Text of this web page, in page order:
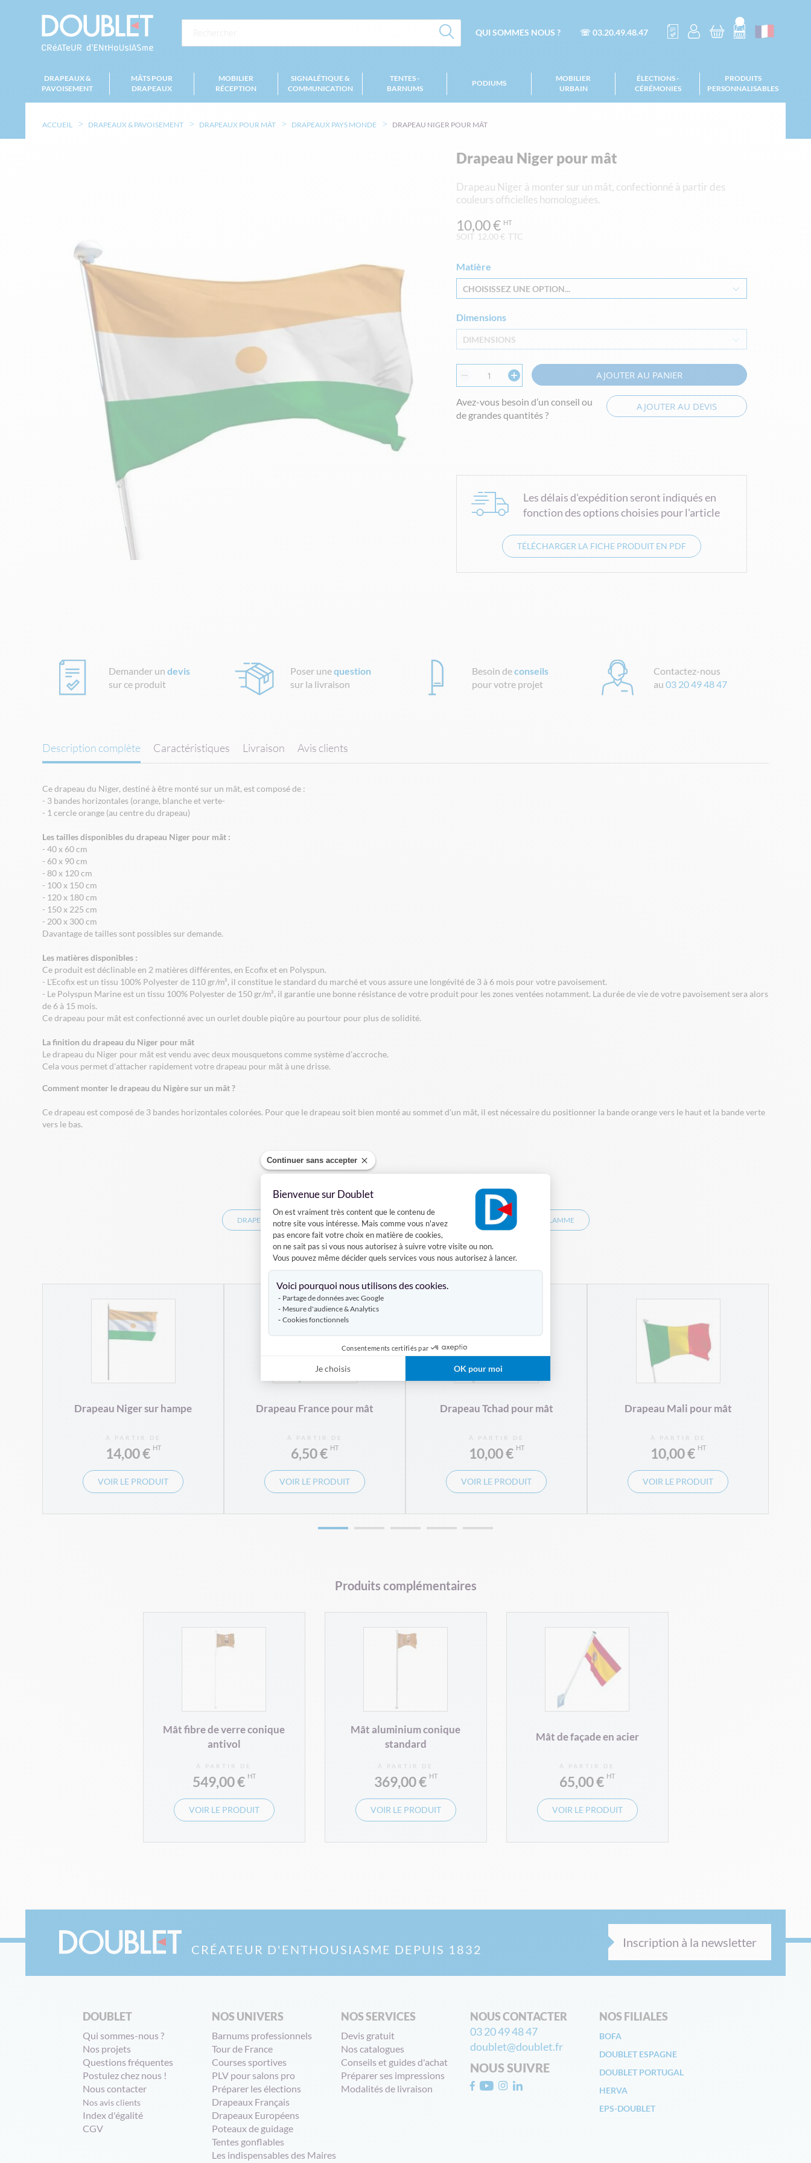
Continuer sans accepter
Bienvenue sur Doublet
Plateforme de Gestion du Consentement : Personnalisez vos Options
On est vraiment très content que le contenu de
notre site vous intéresse. Mais comme vous n'avez
pas encore fait votre choix en matière de cookies,
on ne sait pas si vous nous autorisez à suivre votre visite ou non.
Vous pouvez même décider quels services vous nous autorisez à lancer.
Voici pourquoi nous utilisons des cookies.
Partage de données avec Google
Mesure d'audience & Analytics
Cookies fonctionnels
Consentements certifiés par
Je choisis OK pour moi
QUI SOMMES NOUS ? ☏ 03.20.49.48.47
DRAPEAUX &
PAVOISEMENT
MÂTS POUR
DRAPEAUX
MOBILIER
RÉCEPTION
SIGNALÉTIQUE &
COMMUNICATION
TENTES -
BARNUMS
PODIUMS
MOBILIER
URBAIN
ÉLECTIONS -
CÉRÉMONIES
PRODUITS
PERSONNALISABLES
ACCUEIL DRAPEAUX & PAVOISEMENT DRAPEAUX POUR MÂT DRAPEAUX PAYS MONDE DRAPEAU NIGER POUR MÂT
Drapeau Niger pour mât
Drapeau Niger à monter sur un mât, confectionné à partir des
couleurs officielles homologuées.
SOIT 12,00 € TTC
10,00 €
Matière
CHOISISSEZ UNE OPTION...
Dimensions
DIMENSIONS
AJOUTER AU PANIER
Avez-vous besoin d’un conseil ou
de grandes quantités ?
AJOUTER AU DEVIS
Les délais d'expédition seront indiqués en
fonction des options choisies pour l'article
TÉLÉCHARGER LA FICHE PRODUIT EN PDF
Demander undevis
sur ce produit
Poser unequestion
sur la livraison
Besoin deconseils
pour votre projet
Contactez-nous
au 03 20 49 48 47
Description complète
Ce drapeau du Niger, destiné à être monté sur un mât, est composé de :
- 3 bandes horizontales (orange, blanche et verte-
- 1 cercle orange (au centre du drapeau)
Les tailles disponibles du drapeau Niger pour mât :
- 40 x 60 cm
- 60 x 90 cm
- 80 x 120 cm
- 100 x 150 cm
- 120 x 180 cm
- 150 x 225 cm
- 200 x 300 cm
Davantage de tailles sont possibles sur demande.
Les matières disponibles :
Ce produit est déclinable en 2 matières différentes, en Ecofix et en Polyspun.
- L'Ecofix est un tissu 100% Polyester de 110 gr/m², il constitue le standard du marché et vous assure une longévité de 3 à 6 mois pour votre pavoisement.
- Le Polyspun Marine est un tissu 100% Polyester de 150 gr/m², il garantie une bonne résistance de votre produit pour les zones ventées notamment. La durée de vie de votre pavoisement sera alors
de 6 à 15 mois.
Ce drapeau pour mât est confectionné avec un ourlet double piqûre au pourtour pour plus de solidité.
La finition du drapeau du Niger pour mât
Le drapeau du Niger pour mât est vendu avec deux mousquetons comme système d'accroche.
Cela vous permet d'attacher rapidement votre drapeau pour mât à une drisse.
Comment monter le drapeau du Nigère sur un mât ?
Ce drapeau est composé de 3 bandes horizontales colorées. Pour que le drapeau soit bien monté au sommet d'un mât, il est nécessaire du positionner la bande orange vers le haut et la bande verte
vers le bas.
Caractéristiques Livraison Avis clients
DÉCOUVREZ AUSSI
DRAPEAU DE SUPPORTERS MÂT TÉLÉSCOPIQUE POUR DRAPEAU MAT ORIFLAMME
Produits similaires
Drapeau Niger sur hampe
À PARTIR DE
14,00 €
VOIR LE PRODUIT
Drapeau France pour mât
À PARTIR DE
6,50 €
VOIR LE PRODUIT
Drapeau Tchad pour mât
À PARTIR DE
10,00 €
VOIR LE PRODUIT
Drapeau Mali pour mât
À PARTIR DE
10,00 €
VOIR LE PRODUIT
Produits complémentaires
Mât fibre de verre conique
antivol
À PARTIR DE
549,00 €
VOIR LE PRODUIT
Mât aluminium conique
standard
À PARTIR DE
369,00 €
VOIR LE PRODUIT
Mât de façade en acier
À PARTIR DE
65,00 €
VOIR LE PRODUIT
CRÉATEUR D'ENTHOUSIASME DEPUIS 1832 Inscription à la newsletter
DOUBLET
Qui sommes-nous ?
Nos projets
Questions fréquentes
Postulez chez nous !
Nous contacter
Nos avis clients
Index d'égalité
CGV
NOS UNIVERS
Barnums professionnels
Tour de France
Courses sportives
PLV pour salons pro
Préparer les élections
Drapeaux Français
Drapeaux Européens
Poteaux de guidage
Tentes gonflables
Les indispensables des Maires
NOS SERVICES
Devis gratuit
Nos catalogues
Conseils et guides d'achat
Préparer ses impressions
Modalités de livraison
NOUS CONTACTER
03 20 49 48 47
doublet@doublet.fr
NOUS SUIVRE
NOS FILIALES
BOFA
DOUBLET ESPAGNE
DOUBLET PORTUGAL
HERVA
EPS-DOUBLET